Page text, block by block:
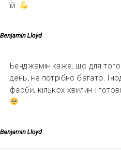
їй.
Benjamin Lloyd
Бенджамін каже, що для
день, не потрібно багато.
фарби, кількох хвилин і
Benjamin Lloyd